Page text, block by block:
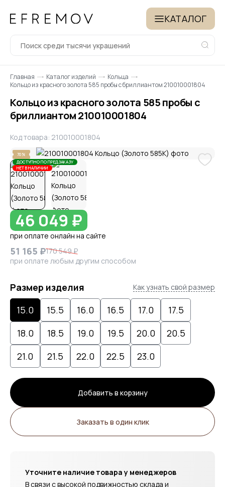
КАТАЛОГ
Главная Каталог изделий
Кольца
Кольцо из красного золота 585 пробы с бриллиантом 210010001804
Кольцо из красного золота 585 пробы с
бриллиантом 210010001804
Код товара: 210010001804
70%
ДОСТУПНО ПО ПРЕДЗАКАЗУ
НЕТ В НАЛИЧИИ
46 049 ₽
при оплате онлайн на сайте
51 165 ₽170 549 ₽
при оплате любым другим способом
Размер изделия Как узнать свой размер
15.0 15.5 16.0 16.5 17.0
17.5
18.0
18.5 19.0 19.5 20.0
20.5
21.0
21.5 22.0 22.5 23.0
Добавить в корзину
Заказать в один клик
Уточните наличие товара у менеджеров
В связи с высокой подвижностью склада и